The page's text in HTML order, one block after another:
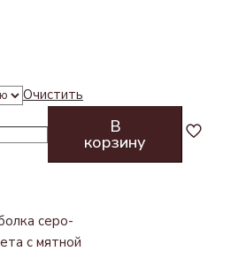
Очистить
В
корзину
серо-
с мятной